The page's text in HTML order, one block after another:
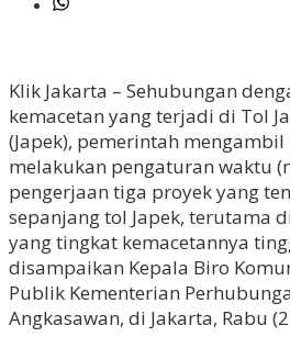
Klik Jakarta – Sehubungan
kemacetan yang terjadi di Tol
(Japek), pemerintah
melakukan pengaturan waktu
pengerjaan tiga proyek yang
sepanjang tol Japek, terutama
yang tingkat kemacetannya
disampaikan Kepala Biro
Publik Kementerian
Angkasawan, di Jakarta, Rabu